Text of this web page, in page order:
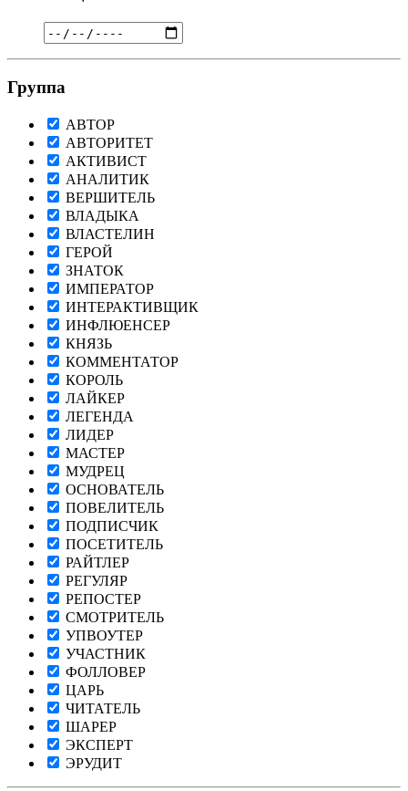
Группа
АВТОР
АВТОРИТЕТ
АКТИВИСТ
АНАЛИТИК
ВЕРШИТЕЛЬ
ВЛАДЫКА
ВЛАСТЕЛИН
ГЕРОЙ
ЗНАТОК
ИМПЕРАТОР
ИНТЕРАКТИВЩИК
ИНФЛЮЕНСЕР
КНЯЗЬ
КОММЕНТАТОР
КОРОЛЬ
ЛАЙКЕР
ЛЕГЕНДА
ЛИДЕР
МАСТЕР
МУДРЕЦ
ОСНОВАТЕЛЬ
ПОВЕЛИТЕЛЬ
ПОДПИСЧИК
ПОСЕТИТЕЛЬ
РАЙТЛЕР
РЕГУЛЯР
РЕПОСТЕР
СМОТРИТЕЛЬ
УПВОУТЕР
УЧАСТНИК
ФОЛЛОВЕР
ЦАРЬ
ЧИТАТЕЛЬ
ШАРЕР
ЭКСПЕРТ
ЭРУДИТ